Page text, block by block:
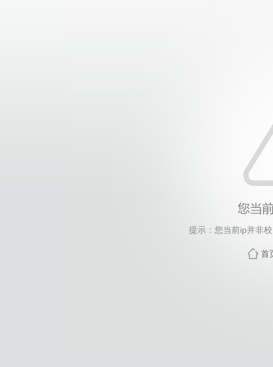
提示：您当前ip并非
首